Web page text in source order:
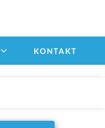
KONTAKT